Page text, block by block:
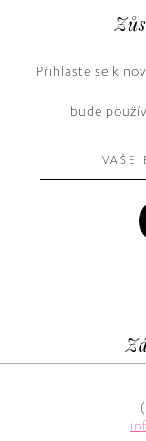
Přihlaste se k
bude